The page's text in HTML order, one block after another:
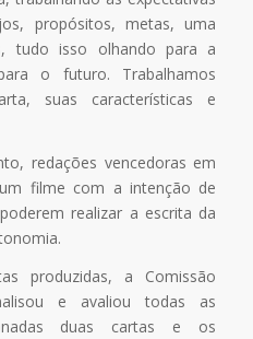
propósitos, metas, uma
tudo isso olhando para a
o futuro. Trabalhamos
suas características e
redações vencedoras em
filme com a intenção de
realizar a escrita da
produzidas, a Comissão
e avaliou todas as
duas cartas e os